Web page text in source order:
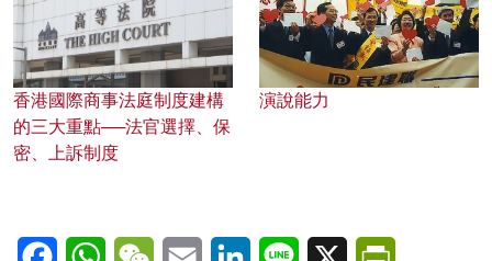
香港國際商事法庭制度建構
的三大重點──法官選擇、保
密、上訴制度
演說能力
FacebookWhatsAppWeChatEmail LinkedInLine X